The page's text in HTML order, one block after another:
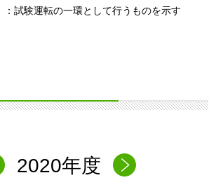
：試験運転の一環として行うものを示す
2020年度